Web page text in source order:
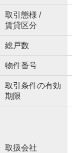
取引態様 /
賃貸区分
総戸数
物件番号
取引条件の有効
期限
取扱会社